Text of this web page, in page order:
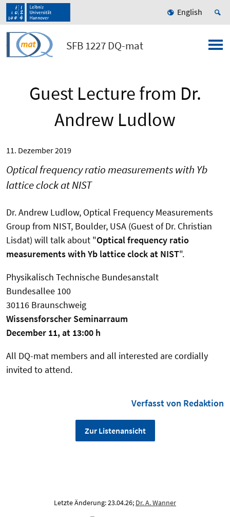
English
SFB 1227 DQ-mat
Guest Lecture from Dr.
Andrew Ludlow
11. Dezember 2019
Optical frequency ratio measurements with Yb
lattice clock at NIST
Dr. Andrew Ludlow, Optical Frequency Measurements
Group from NIST, Boulder, USA (Guest of Dr. Christian
Lisdat) will talk about "Optical frequency ratio
measurements with Yb lattice clock at NIST".
Physikalisch Technische Bundesanstalt
Bundesallee 100
30116 Braunschweig
Wissensforscher Seminarraum
December 11, at 13:00 h
All DQ-mat members and all interested are cordially
invited to attend.
Verfasst von Redaktion
Zur Listenansicht
Letzte Änderung: 23.04.26; Dr. A. Wanner